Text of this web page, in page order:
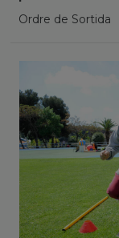
Ordre de Sortida